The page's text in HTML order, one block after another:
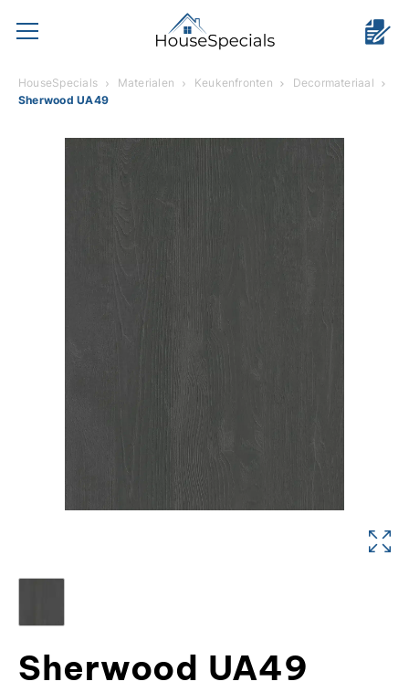
HouseSpecials Materialen Keukenfronten
Decormateriaal
Sherwood UA49
Sherwood UA49